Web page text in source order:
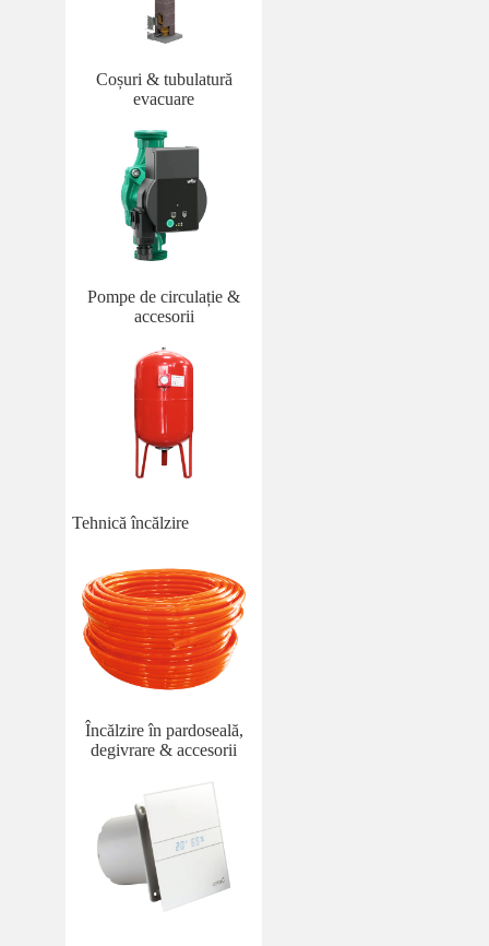
Coșuri & tubulatură
evacuare
Pompe de circulație &
accesorii
Tehnică încălzire
Încălzire în pardoseală,
degivrare & accesorii